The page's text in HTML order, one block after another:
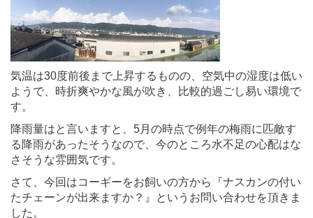
気温は30度前後まで上昇するものの、空気中の湿度は低い
ようで、時折爽やかな風が吹き、比較的過ごし易い環境で
す。
降雨量はと言いますと、5月の時点で例年の梅雨に匹敵す
る降雨があったそうなので、今のところ水不足の心配はな
さそうな雰囲気です。
さて、今回はコーギーをお飼いの方から『ナスカンの付い
たチェーンが出来ますか？』というお問い合わせを頂きま
した。